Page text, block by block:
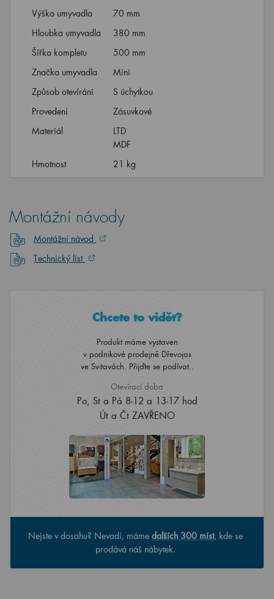
Výška umyvadla
70 mm
Hloubka umyvadla
380 mm
Šířka kompletu
500 mm
Značka umyvadla
Mini
Způsob otevírání
S úchytkou
Provedení
Zásuvkové
Materiál
LTD
MDF
Hmotnost
21 kg
Montážní návody
Montážní návod
Technický list
Chcete to vidět?
Produkt máme vystaven
v podnikové prodejně Dřevojas
ve Svitavách. Přijďte se podívat..
Otevírací doba
Po, St a Pá 8-12 a 13-17 hod
Út a Čt ZAVŘENO
Nejste v dosahu? Nevadí, máme dalších 300 míst, kde se
prodává náš nábytek.